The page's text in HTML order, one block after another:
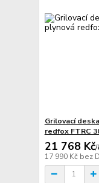
Grilovací
redfox FTRC
21 768 Kč/
17 990 Kč bez